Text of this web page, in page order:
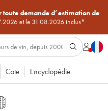
demande d’estimation de
et le 31.08.2026 inclus*
Cote Encyclopédie